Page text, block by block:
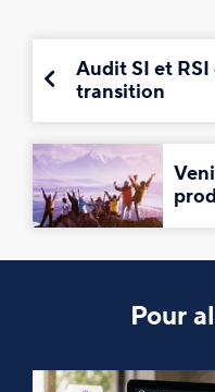
Audit SI et RSI
transition
Pour